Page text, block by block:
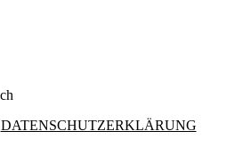
DATENSCHUTZERKLÄRUNG